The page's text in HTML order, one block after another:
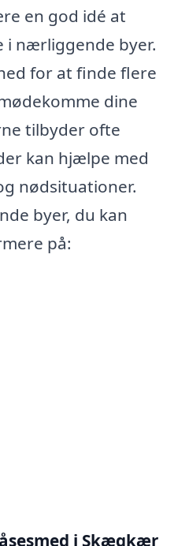
en god idé at
i nærliggende byer.
for at finde flere
dine
tilbyder ofte
kan hjælpe med
nødsituationer.
byer, du kan
på:
i Skægkær